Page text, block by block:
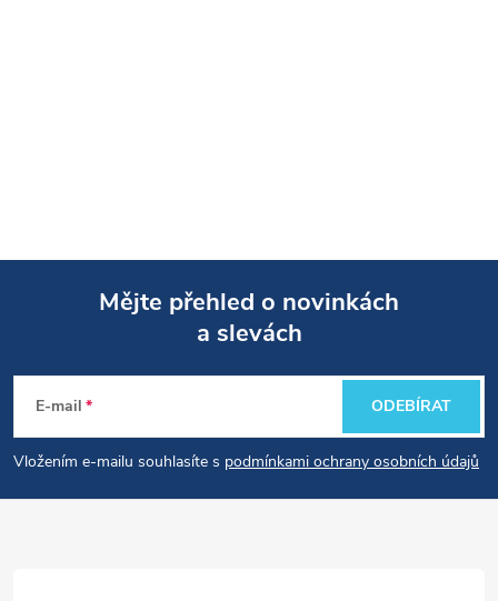
p
a
Mějte přehled o novinkách
a slevách
E-mail
Vložením e-mailu souhlasíte s podmínkami ochrany osobních údajů
ODEBÍRAT